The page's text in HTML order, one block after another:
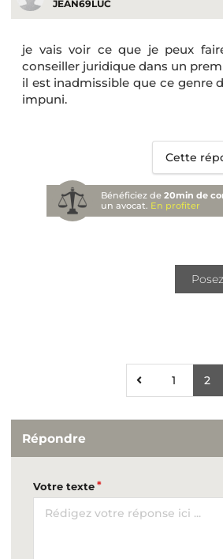
JEAN69LUC
je vais voir ce que je peux
conseiller juridique dans un
il est inadmissible que ce genre
impuni.
Cette
Bénéficiez de20min de
un avocat. En profiter
1 2
Répondre
Votre texte